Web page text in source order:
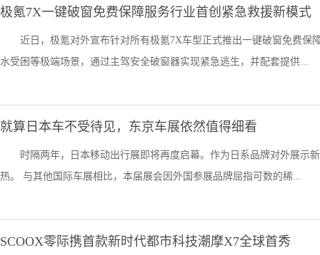
极氪7X一键破窗免费保障服务行业首创紧急救援新模式
近日，极氪对外宣布针对所有极氪7X车型正式推出一键破窗免费
水受困等极端场景，通过主驾安全破窗器实现紧急逃生，并配套提供...
就算日本车不受待见，东京车展依然值得细看
时隔两年，日本移动出行展即将再度启幕。作为日系品牌对外展示
热。 与其他国际车展相比，本届展会因外国参展品牌屈指可数的稀...
SCOOX零际携首款新时代都市科技潮摩X7全球首秀